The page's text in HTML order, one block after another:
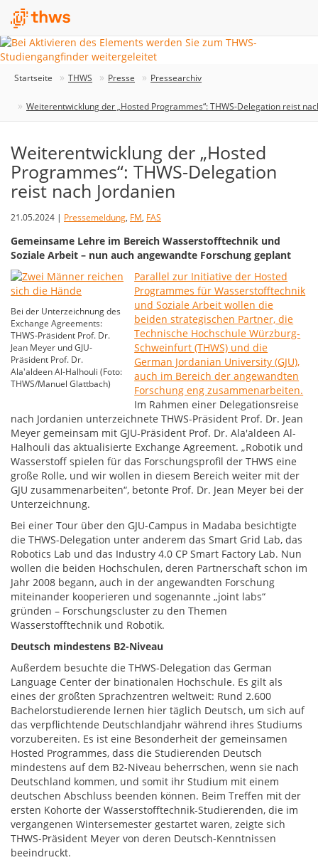
Startseite THWS Presse Pressearchiv
Weiterentwicklung der „Hosted Programmes“: THWS-Delegation reist
Weiterentwicklung der „Hosted
Programmes“: THWS-Delegation
reist nach Jordanien
21.05.2024 | Pressemeldung, FM, FAS
Gemeinsame Lehre im Bereich Wasserstofftechnik und
Soziale Arbeit – nun auch angewandte Forschung geplant
Bei der Unterzeichnung des
Exchange Agreements:
THWS-Präsident Prof. Dr.
Jean Meyer und GJU-
Präsident Prof. Dr.
Ala'aldeen Al-Halhouli (Foto:
THWS/Manuel Glattbach)
Parallel zur Initiative der Hosted
Programmes für Wasserstofftechnik
und Soziale Arbeit wollen die
beiden strategischen Partner, die
Technische Hochschule Würzburg-
Schweinfurt (THWS) und die
German Jordanian University (GJU),
auch im Bereich der angewandten
Forschung eng zusammenarbeiten.
Im Rahmen einer Delegationsreise
nach Jordanien unterzeichnete THWS-Präsident Prof. Dr. Jean
Meyer gemeinsam mit GJU-Präsident Prof. Dr. Ala'aldeen Al-
Halhouli das aktualisierte Exchange Agreement. „Robotik und
Wasserstoff spielen für das Forschungsprofil der THWS eine
große Rolle, und wir wollen in diesem Bereich weiter mit der
GJU zusammenarbeiten“, betonte Prof. Dr. Jean Meyer bei der
Unterzeichnung.
Bei einer Tour über den GJU-Campus in Madaba besichtigte
die THWS-Delegation unter anderem das Smart Grid Lab, das
Robotics Lab und das Industry 4.0 CP Smart Factory Lab. Nun
wollen die beiden Hochschulen, deren Partnerschaft schon im
Jahr 2008 begann, auch in der angewandten Forschung
miteinander kooperieren und sogenannte „joint labs“
gründen – Forschungscluster zu den Themen
Wasserstofftechnik und Robotik.
Deutsch mindestens B2-Niveau
Außerdem besuchte die THWS-Delegation das German
Language Center der binationalen Hochschule. Es gilt als
eines der größten Sprachzentren weltweit: Rund 2.600
Bachelorstudierende lernen hier täglich Deutsch, um sich auf
das verpflichtende Deutschlandjahr während ihres Studiums
vorzubereiten. Es ist eine Besonderheit der gemeinsamen
Hosted Programmes, dass die Studierenden Deutsch
mindestens auf dem B2-Niveau beherrschen, wenn sie nach
Deutschland kommen, und somit ihr Studium mit einem
deutschen Abschluss beenden können. Beim Treffen mit der
ersten Kohorte der Wasserstofftechnik-Studierenden, die im
vergangenen Wintersemester gestartet waren, zeigte sich
THWS-Präsident Meyer von deren Deutsch-Kenntnissen
beeindruckt.